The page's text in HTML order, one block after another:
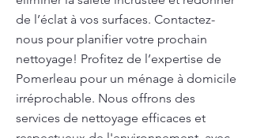
de l’éclat à vos surfaces. Contactez-
nous pour planifier votre prochain
nettoyage! Profitez de l’expertise de
Pomerleau pour un ménage à domicile
irréprochable. Nous offrons des
services de nettoyage efficaces et